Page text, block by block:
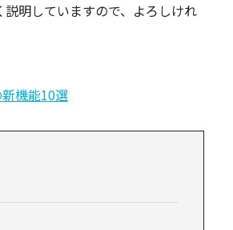
明していますので、よろしけれ
機能10選